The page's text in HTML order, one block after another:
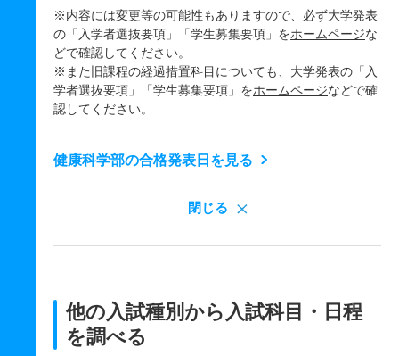
※内容には変更等の可能性もありますので、必ず大学発表
の「入学者選抜要項」「学生募集要項」をホームページな
どで確認してください。
※また旧課程の経過措置科目についても、大学発表の「入
学者選抜要項」「学生募集要項」をホームページなどで確
認してください。
健康科学部の合格発表日を見る
閉じる
他の入試種別から入試科目・日程
を調べる